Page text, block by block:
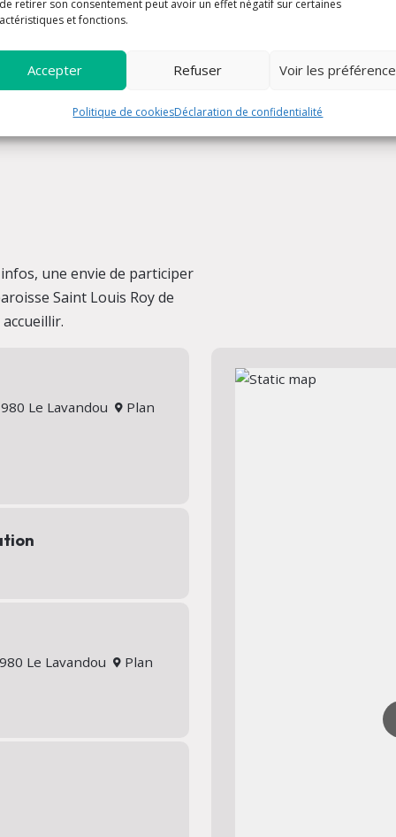
retirer son consentement peut avoir un effet négatif sur certaines
et fonctions.
Accepter Refuser Voir les
Politique de cookiesDéclaration de confidentialité
une envie de participer
Saint Louis Roy de
Le Lavandou
Plan
Le Lavandou
Plan